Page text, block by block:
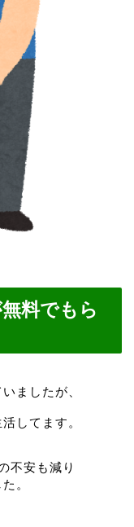
料でもら
ましたが、
してます。
不安も減り
。